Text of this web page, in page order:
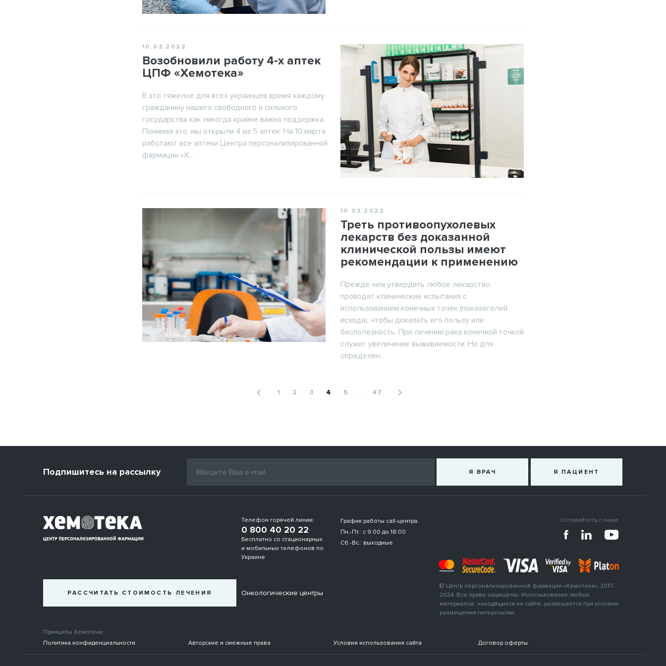
10.03.2022
Возобновили работу 4-х аптек
ЦПФ «Хемотека»
В это тяжелое для всех украинцев время каждому
гражданину нашего свободного и сильного
государства как никогда крайне важна поддержка.
Понимая это, мы открыли 4 из 5 аптек. На 10 марта
работают все аптеки Центра персонализированной
фармации «Х...
10.03.2022
Треть противоопухолевых
лекарств без доказанной
клинической пользы имеют
рекомендации к применению
Прежде чем утвердить любое лекарство,
проводят клинические испытания с
использованием конечных точек (показателей
исхода), чтобы доказать его пользу или
бесполезность. При лечении рака конечной точкой
служит увеличение выживаемости. Но для
определен...
navigate_before 1 2 3 4 5 ... 47 navigate_next
ОТМЕНА ВХОД
2
ЗАРЕГИСТРИРОВАТЬСЯ
Подпишитесь на рассылку Я ВРАЧ Я ПАЦИЕНТ
Телефон горячей линии:
0 800 40 20 22
Бесплатно со стационарных
и мобильных телефонов по
Украине
График работы call-центра:
Пн.-Пт.: с 9:00 до 18:00
Сб.-Вс.: выходные
Онкологические центры
РАССЧИТАТЬ СТОИМОСТЬ ЛЕЧЕНИЯ
© Центр персонализированной фармации «Хемотека», 2017-
2024. Все права защищены. Использование любых
материалов, находящихся на сайте, разрешается при условии
размещения гиперссылки.
Принципы Хемотеки:
Политика конфиденциальности
Авторские и смежные права Условия использования сайта Договор оферты
Оставайтесь с нами: